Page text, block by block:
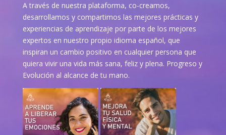
A través de nuestra plataforma, co-creamos,
desarrollamos y compartimos las mejores prácticas y
experiencias de aprendizaje por parte de los mejores
expertos en nuestro propio idioma español, que
inspiran un cambio positivo en cualquier persona que
quiera vivir una vida más sana, feliz y plena. Progreso y
Evolución al alcance de tu mano.